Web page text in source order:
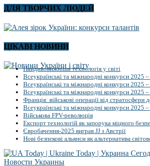
ДЛЯ ТВОРЧИХ ЛЮДЕЙ
ЦІКАВІ НОВИНИ
Найдивовижніша технологія у світі
Всеукраїнські та міжнародні конкурси 2025
Всеукраїнські та міжнародні конкурси 2025
Всеукраїнські та міжнародні конкурси 2025
Франція: військові операції від стратосфери
Всеукраїнські та міжнародні конкурси 2025
Військова FPV-революція
Експорт технологій як запорука міцного
Євробачення-2025 виграв JJ з Австрії
Нові безпекові альянси як альтернатива